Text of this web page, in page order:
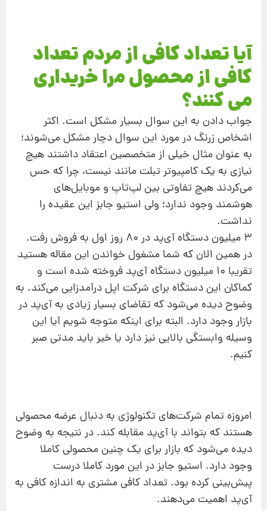
آیا تعداد کافی از مردم تعداد
کافی از محصول مرا خریداری
می کنند؟
جواب دادن به این سوال بسیار مشکل است. اکثر
اشخاص زرنگ در مورد این سوال دچار مشکل می‌شوند؛
به عنوان مثال خیلی از متخصصین اعتقاد داشتند هیچ
نیازی به یک کامپیوتر تبلت مانند نیست، چرا که حس
می‌کردند هیچ تفاوتی بین لپ‌تاپ و موبایل‌های
هوشمند وجود ندارد؛ ولی استیو جابز این عقیده را
نداشت.
3 میلیون دستگاه آی‌پد در 80 روز اول به فروش رفت.
در همین الان که شما مشغول خواندن این مقاله هستید
تقریبا 10 میلیون دستگاه آی‌پد فروخته شده است و
کماکان این دستگاه برای شرکت اپل درآمدزایی می‌کند. به
وضوح دیده می‌شود که تقاضای بسیار زیادی به آی‌پد در
بازار وجود دارد. البته برای اینکه متوجه شویم آیا این
وسیله وابستگی بالایی نیز دارد یا خیر باید مدتی صبر
کنیم.
امروزه تمام شرکت‌های تکنولوژی به دنبال عرضه محصولی
هستند که بتواند با آی‌پد مقابله کند. در نتیجه به وضوح
دیده می‌شود که بازار برای یک چنین محصولی کاملا
وجود دارد. استیو جابز در این مورد کاملا درست
پیش‌بینی کرده بود. تعداد کافی مشتری به اندازه‌ کافی به
آی‌پد اهمیت می‌دهند.